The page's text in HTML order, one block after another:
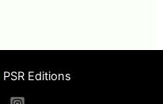
PSR Editions